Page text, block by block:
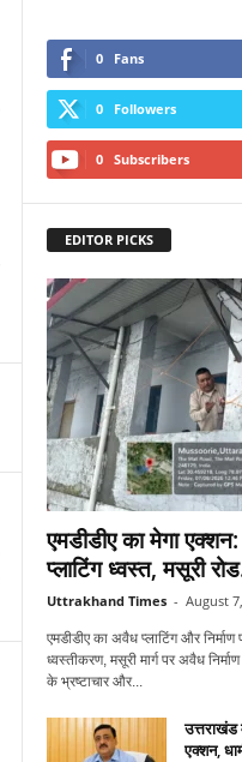
0 Fans
0 Followers
0 Subscribers
EDITOR PICKS
एमडीडीए का मेगा
प्लाटिंग ध्वस्त, मसूरी
Uttrakhand Times - August
एमडीडीए का अवैध प्लाटिंग और निर्माण
ध्वस्तीकरण, मसूरी मार्ग पर अवैध
के भ्रष्टाचार और...
उत्तराखंड
एक्शन,